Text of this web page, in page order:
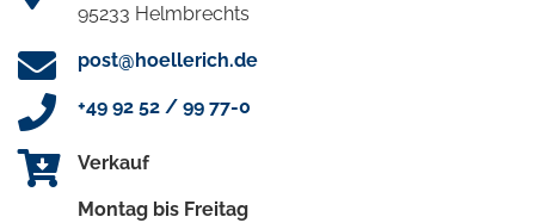
95233 Helmbrechts
post@hoellerich.de
+49 92 52 / 99 77-0
Verkauf
Montag bis Freitag